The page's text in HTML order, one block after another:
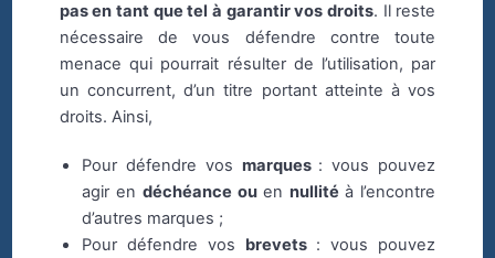
pas en tant que tel à garantir vos droits. Il reste
nécessaire de vous défendre contre toute
menace qui pourrait résulter de l’utilisation, par
un concurrent, d’un titre portant atteinte à vos
droits. Ainsi,
Pour défendre vos marques : vous pouvez
agir en déchéance ouennullitéà l’encontre
d’autres marques ;
Pour défendre vos brevets: vous pouvez